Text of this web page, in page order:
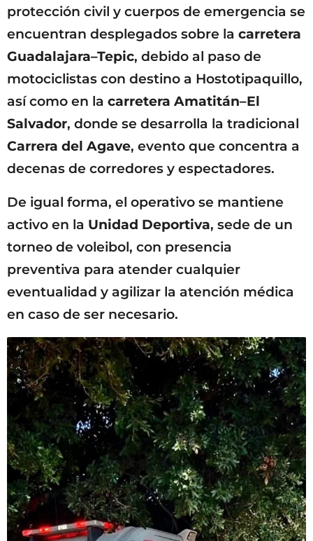
protección civil y cuerpos de emergencia se
encuentran desplegados sobre la carretera
Guadalajara–Tepic, debido al paso de
motociclistas con destino a Hostotipaquillo,
así como en la carretera Amatitán–El
Salvador, donde se desarrolla la tradicional
Carrera del Agave, evento que concentra a
decenas de corredores y espectadores.
De igual forma, el operativo se mantiene
activo en la Unidad Deportiva, sede de un
torneo de voleibol, con presencia
preventiva para atender cualquier
eventualidad y agilizar la atención médica
en caso de ser necesario.